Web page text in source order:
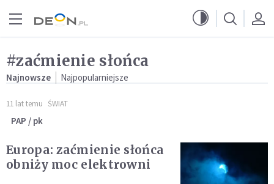
#zaćmienie słońca
Najnowsze Najpopularniejsze
11 lat temu ŚWIAT
PAP / pk
Europa: zaćmienie słońca
obniży moc elektrowni